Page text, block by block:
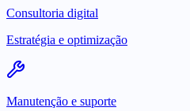
Consultoria digital
Estratégia e optimização
Manutenção e suporte